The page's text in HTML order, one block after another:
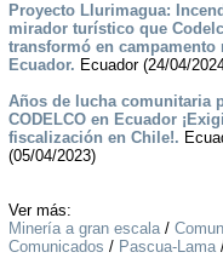
Proyecto Llurimagua:
mirador turístico que
transformó en campamento
Ecuador. Ecuador (24/04/
Años de lucha comunitaria
CODELCO en Ecuador
fiscalización en Chile!.
(05/04/2023)
Ver más:
Minería a gran escala/
Comunicados / Pascua-Lama